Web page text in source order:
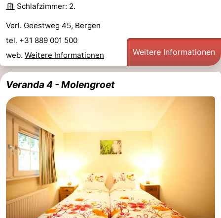
Schlafzimmer: 2.
Verl. Geestweg 45, Bergen
tel. +31 889 001 500
web. Weitere Informationen Weitere Informationen
Veranda 4 - Molengroet